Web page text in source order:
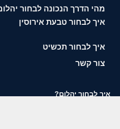
מהי הדרך הנכונה לבחור
איך לבחור טבעת אירוסין
איך לבחור תכשיט
צור קשר
איך לבחור יהלום?